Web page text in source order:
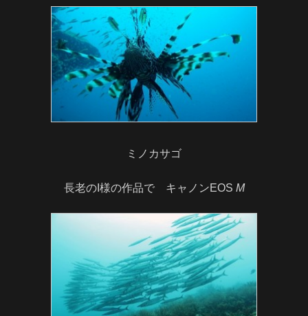
ミノカサゴ
長老のI様の作品で キャノンEOS M